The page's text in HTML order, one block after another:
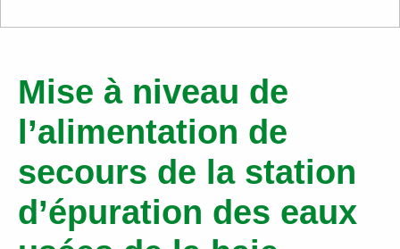
Mise à niveau de
l’alimentation de
secours de la station
d’épuration des eaux